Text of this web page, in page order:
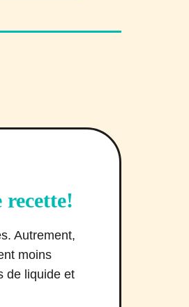
recette!
Autrement,
moins
de liquide et